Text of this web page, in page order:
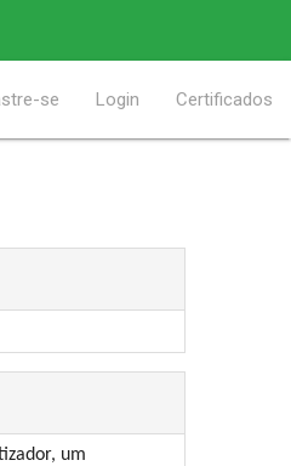
se Login Certificados
um